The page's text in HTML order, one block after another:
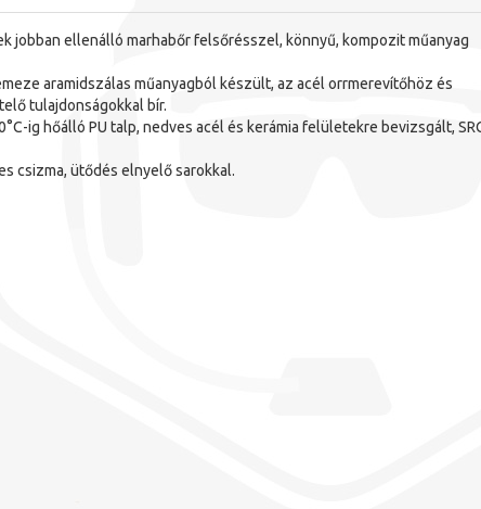
jobban ellenálló marhabőr felsőrésszel, könnyű, kompozit műanyag
aramidszálas műanyagból készült, az acél orrmerevítőhöz és
tulajdonságokkal bír.
ig hőálló PU talp, nedves acél és kerámia felületekre bevizsgált,
csizma, ütődés elnyelő sarokkal.